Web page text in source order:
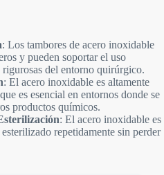
: Los tambores de acero inoxidable
y pueden soportar el uso
del entorno quirúrgico.
: El acero inoxidable es altamente
es esencial en entornos donde se
productos químicos.
: El acero inoxidable es
repetidamente sin perder